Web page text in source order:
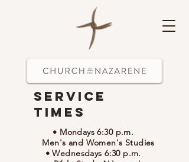
• Mondays 6:30 p.m.
Men's and Women's Studies
• Wednesdays 6:30 p.m.
Service
Times